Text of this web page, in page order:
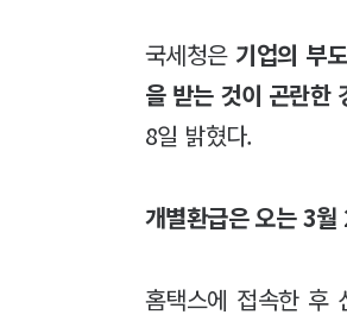
국세청은 기업의 부
을 받는 것이 곤란한
8일 밝혔다.
개별환급은 오는 3
홈택스에 접속한